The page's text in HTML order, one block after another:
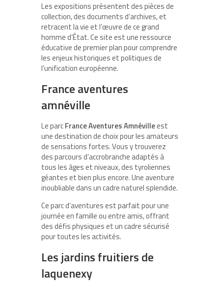
Les expositions présentent des pièces de
collection, des documents d’archives, et
retracent la vie et l’œuvre de ce grand
homme d’État. Ce site est une ressource
éducative de premier plan pour comprendre
les enjeux historiques et politiques de
l’unification européenne.
France aventures
amnéville
Le parcFrance Aventures Amnévilleest
une destination de choix pour les amateurs
de sensations fortes. Vous y trouverez
des parcours d’accrobranche adaptés à
tous les âges et niveaux, des tyroliennes
géantes et bien plus encore. Une aventure
inoubliable dans un cadre naturel splendide.
Ce parc d’aventures est parfait pour une
journée en famille ou entre amis, offrant
des défis physiques et un cadre sécurisé
pour toutes les activités.
Les jardins fruitiers de
laquenexy